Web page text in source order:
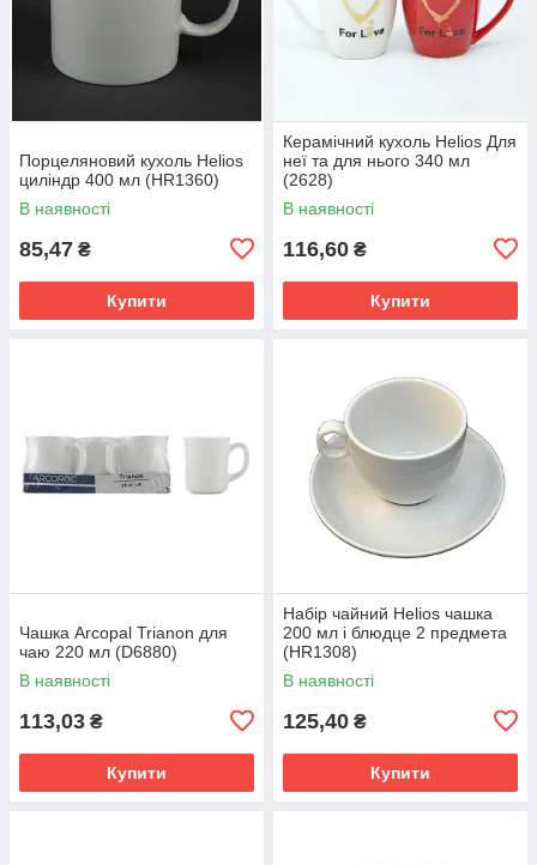
Порцеляновий кухоль Helios
циліндр 400 мл (HR1360)
В наявності
85,47 ₴
Купити
Керамічний кухоль Helios Для
неї та для нього 340 мл
(2628)
В наявності
116,60 ₴
Купити
Чашка Arcopal Trianon для
чаю 220 мл (D6880)
В наявності
113,03 ₴
Купити
Набір чайний Helios чашка
200 мл і блюдце 2 предмета
(HR1308)
В наявності
125,40 ₴
Купити